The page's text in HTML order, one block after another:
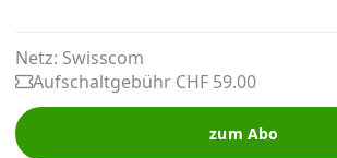
Aktionen
Netz: Swisscom
Aufschaltgebühr CHF 59.00
zum Abo